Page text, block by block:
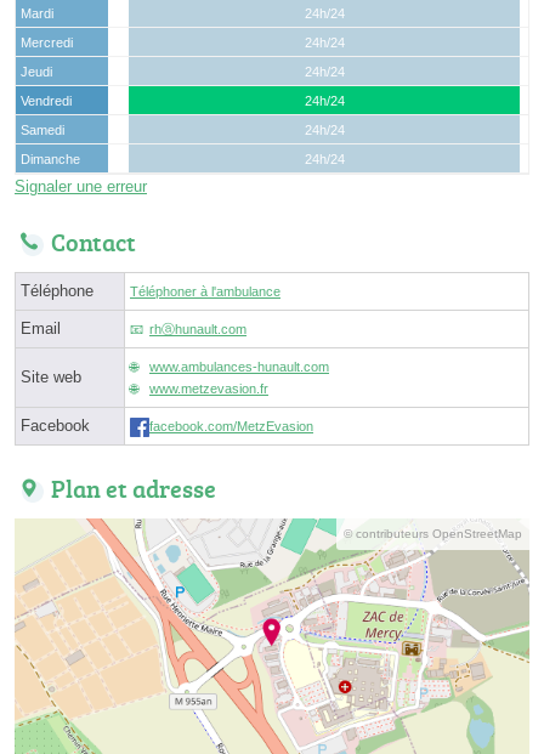
Mardi
24h/24
Mercredi
24h/24
Jeudi
24h/24
Vendredi
24h/24
Samedi
24h/24
Dimanche
24h/24
Signaler une erreur
Contact
Téléphone Téléphoner à l'ambulance
Email rhⓐhunault.com
Site web
www.ambulances-hunault.com
www.metzevasion.fr
Facebook facebook.com/MetzEvasion
Plan et adresse
© contributeurs OpenStreetMap